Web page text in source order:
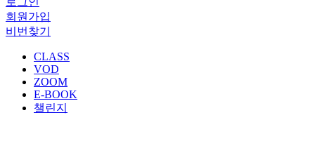
회원가입
비번찾기
CLASS
VOD
ZOOM
E-BOOK
챌린지